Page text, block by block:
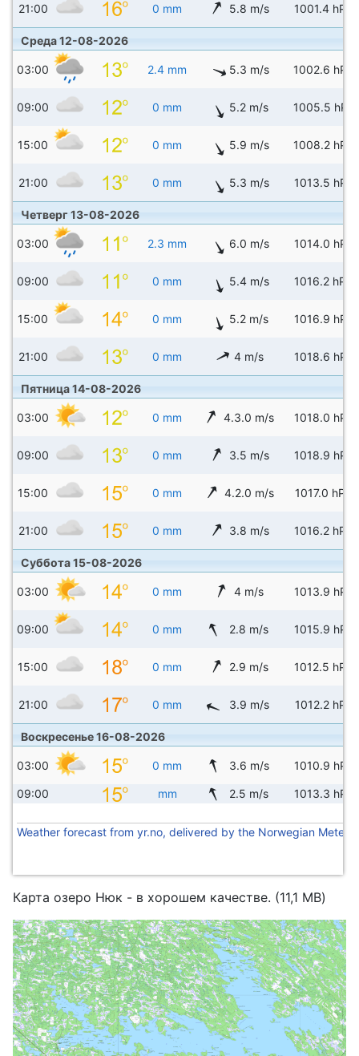
21:00 0 mm 5.8 m/s 1001.4 hPa
Среда 12-08-2026
03:00 2.4 mm 5.3 m/s 1002.6 hPa
09:00 0 mm 5.2 m/s 1005.5 hPa
15:00 0 mm 5.9 m/s 1008.2 hPa
21:00 0 mm 5.3 m/s 1013.5 hPa
Четверг 13-08-2026
03:00 2.3 mm 6.0 m/s 1014.0 hPa
09:00 0 mm 5.4 m/s 1016.2 hPa
15:00 0 mm 5.2 m/s 1016.9 hPa
21:00 0 mm 4 m/s 1018.6 hPa
Пятница 14-08-2026
03:00 0 mm 4.3.0 m/s 1018.0 hPa
09:00 0 mm 3.5 m/s 1018.9 hPa
15:00 0 mm 4.2.0 m/s 1017.0 hPa
21:00 0 mm 3.8 m/s 1016.2 hPa
Суббота 15-08-2026
03:00 0 mm 4 m/s 1013.9 hPa
09:00 0 mm 2.8 m/s 1015.9 hPa
15:00 0 mm 2.9 m/s 1012.5 hPa
21:00 0 mm 3.9 m/s 1012.2 hPa
Воскресенье 16-08-2026
03:00 0 mm 3.6 m/s 1010.9 hPa
09:00 mm 2.5 m/s 1013.3 hPa
Weather forecast from yr.no, delivered by the Norwegian
Карта озеро Нюк - в хорошем качестве. (11,1 MB)